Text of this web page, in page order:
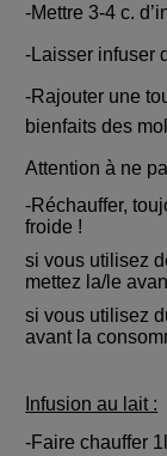
-Mettre 3-4 c.
-Laisser infuser
-Rajouter une
bienfaits des
Attention à ne
-Réchauffer,
froide !
si vous utilisez
mettez la/le
si vous utilisez
avant la
Infusion au lait :
-Faire chauffer